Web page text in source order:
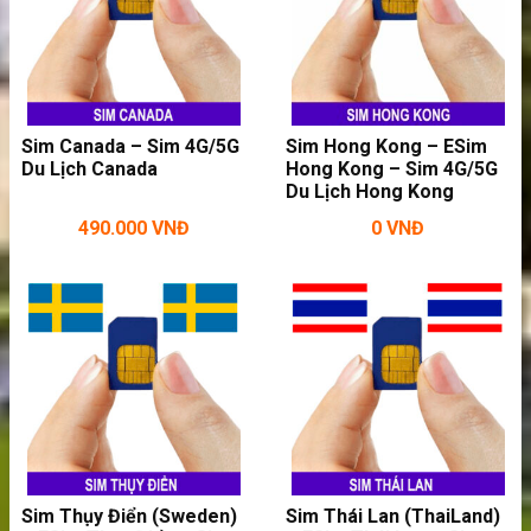
Thoải mái vào mạng trong chuyến điPeru
>>>Nếu thấy sim không đáp ứng đủ nhu
cầu vào mạng thì bạn hãy:
thuê wifi đi
Peru
Cộng hòa Peru là một quốc gia tại Nam Mỹ.
Sim Canada – Sim 4G/5G
Du Lịch Canada
490.000 VNĐ
Sim Hong Kong – ESim
Hong Kong – Sim 4G/5G
Du Lịch Hong Kong
0 VNĐ
Sim Thụy Điển (Sweden)
Sim Thái Lan (ThaiLand)